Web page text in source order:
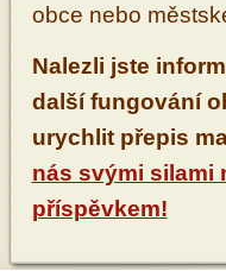
obce nebo
Nalezli jste
další fungování
urychlit přepis
nás svými silami
příspěvkem!